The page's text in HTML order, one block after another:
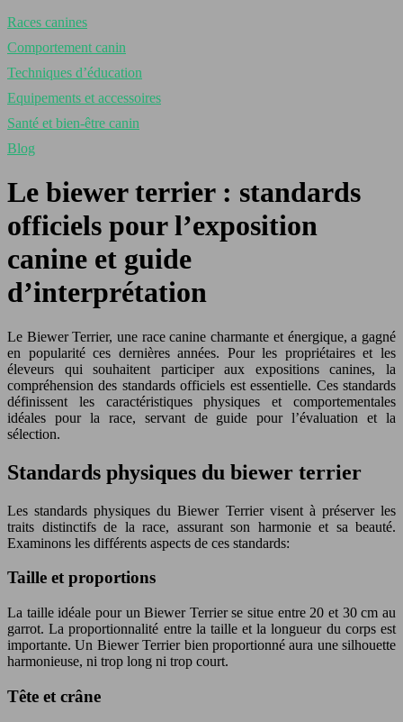
Races canines
Comportement canin
Techniques d’éducation
Equipements et accessoires
Santé et bien-être canin
Blog
Le biewer terrier : standards
officiels pour l’exposition
canine et guide
d’interprétation
Le Biewer Terrier, une race canine charmante et énergique, a gagné
en popularité ces dernières années. Pour les propriétaires et les
éleveurs qui souhaitent participer aux expositions canines, la
compréhension des standards officiels est essentielle. Ces standards
définissent les caractéristiques physiques et comportementales
idéales pour la race, servant de guide pour l’évaluation et la
sélection.
Standards physiques du biewer terrier
Les standards physiques du Biewer Terrier visent à préserver les
traits distinctifs de la race, assurant son harmonie et sa beauté.
Examinons les différents aspects de ces standards:
Taille et proportions
La taille idéale pour un Biewer Terrier se situe entre 20 et 30 cm au
garrot. La proportionnalité entre la taille et la longueur du corps est
importante. Un Biewer Terrier bien proportionné aura une silhouette
harmonieuse, ni trop long ni trop court.
Tête et crâne